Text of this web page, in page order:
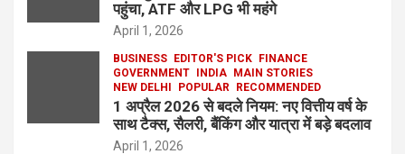
पहुंचा, ATF और LPG भी महंगे
April 1, 2026
BUSINESS EDITOR'S PICK
FINANCE
GOVERNMENT
INDIA
MAIN STORIES
NEW DELHI
POPULAR RECOMMENDED
1 अप्रैल 2026 से बदले नियम: नए वित्तीय वर्ष के
साथ टैक्स, सैलरी, बैंकिंग और यात्रा में बड़े बदलाव
April 1, 2026